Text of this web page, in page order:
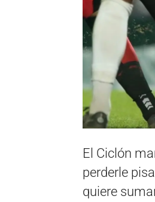
El Ciclón
perderle
quiere